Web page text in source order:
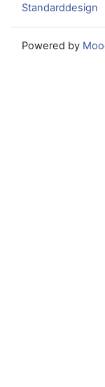
Standarddesign
Powered by